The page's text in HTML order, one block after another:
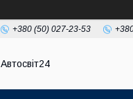
+380 (50) 027-23-53
Автосвіт24